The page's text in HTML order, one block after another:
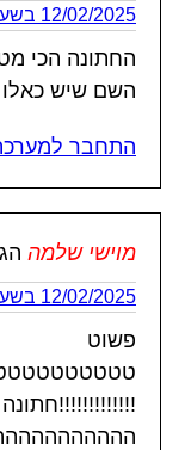
12/02/2025 בשעה 23:27:00
החתונה הכי
השם שיש כאלו
התחבר
מוישי שלמה
12/02/2025 בשעה 23:39:25
פשוט
!!!!!!!!!!!!!חתונה